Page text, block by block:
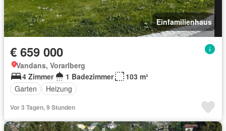
Einfamilienhaus
€ 659 000
Vandans, Vorarlberg
4 Zimmer
1 Badezimmer
103 m²
Garten
Heizung
Vor 3 Tagen, 9 Stunden